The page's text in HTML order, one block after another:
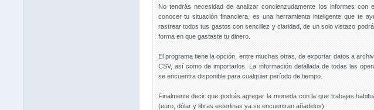
No tendrás necesidad de analizar concienzudamente los informes con
conocer tu situación financiera, es una herramienta inteligente que te
rastrear todos tus gastos con sencillez y claridad, de un solo vistazo
forma en que gastaste tu dinero.
El programa tiene la opción, entre muchas otras, de exportar datos a
CSV, así como de importarlos. La información detallada de todas las
se encuentra disponible para cualquier período de tiempo.
Finalmente decir que podrás agregar la moneda con la que trabajas
(euro, dólar y libras esterlinas ya se encuentran añadidos).